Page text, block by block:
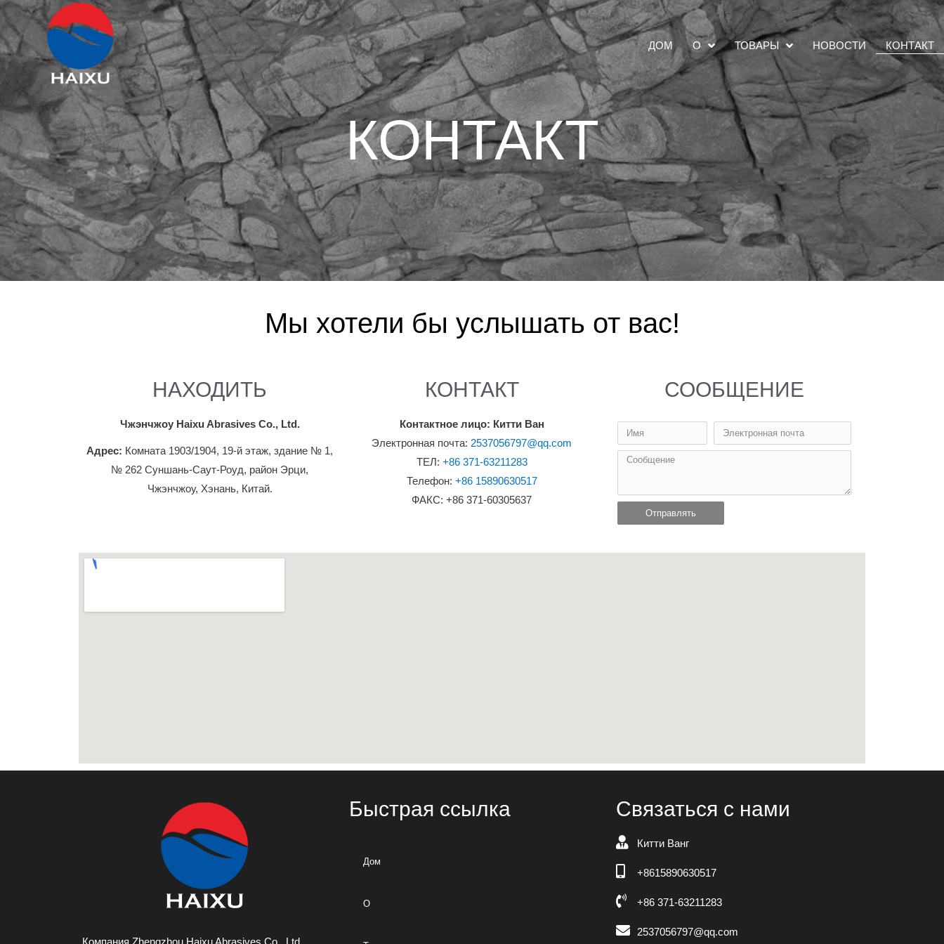
ДОМ О ТОВАРЫ НОВОСТИ КОНТАКТ
КОНТАКТ
Мы хотели бы услышать от вас!
НАХОДИТЬ
Чжэнчжоу Haixu Abrasives Co., Ltd.
Адрес: Комната 1903/1904, 19-й этаж, здание № 1,
№ 262 Суншань-Саут-Роуд, район Эрци,
Чжэнчжоу, Хэнань, Китай.
КОНТАКТ
Контактное лицо: Китти Ван
Электронная почта: 2537056797@qq.com
ТЕЛ: +86 371-63211283
Телефон: +86 15890630517
ФАКС: +86 371-60305637
СООБЩЕНИЕ
Отправлять
Компания Zhengzhou Haixu Abrasives Co., Ltd
Быстрая ссылка
Дом
О
Связаться с нами
Китти Ванг
+8615890630517
+86 371-63211283
2537056797@qq.com